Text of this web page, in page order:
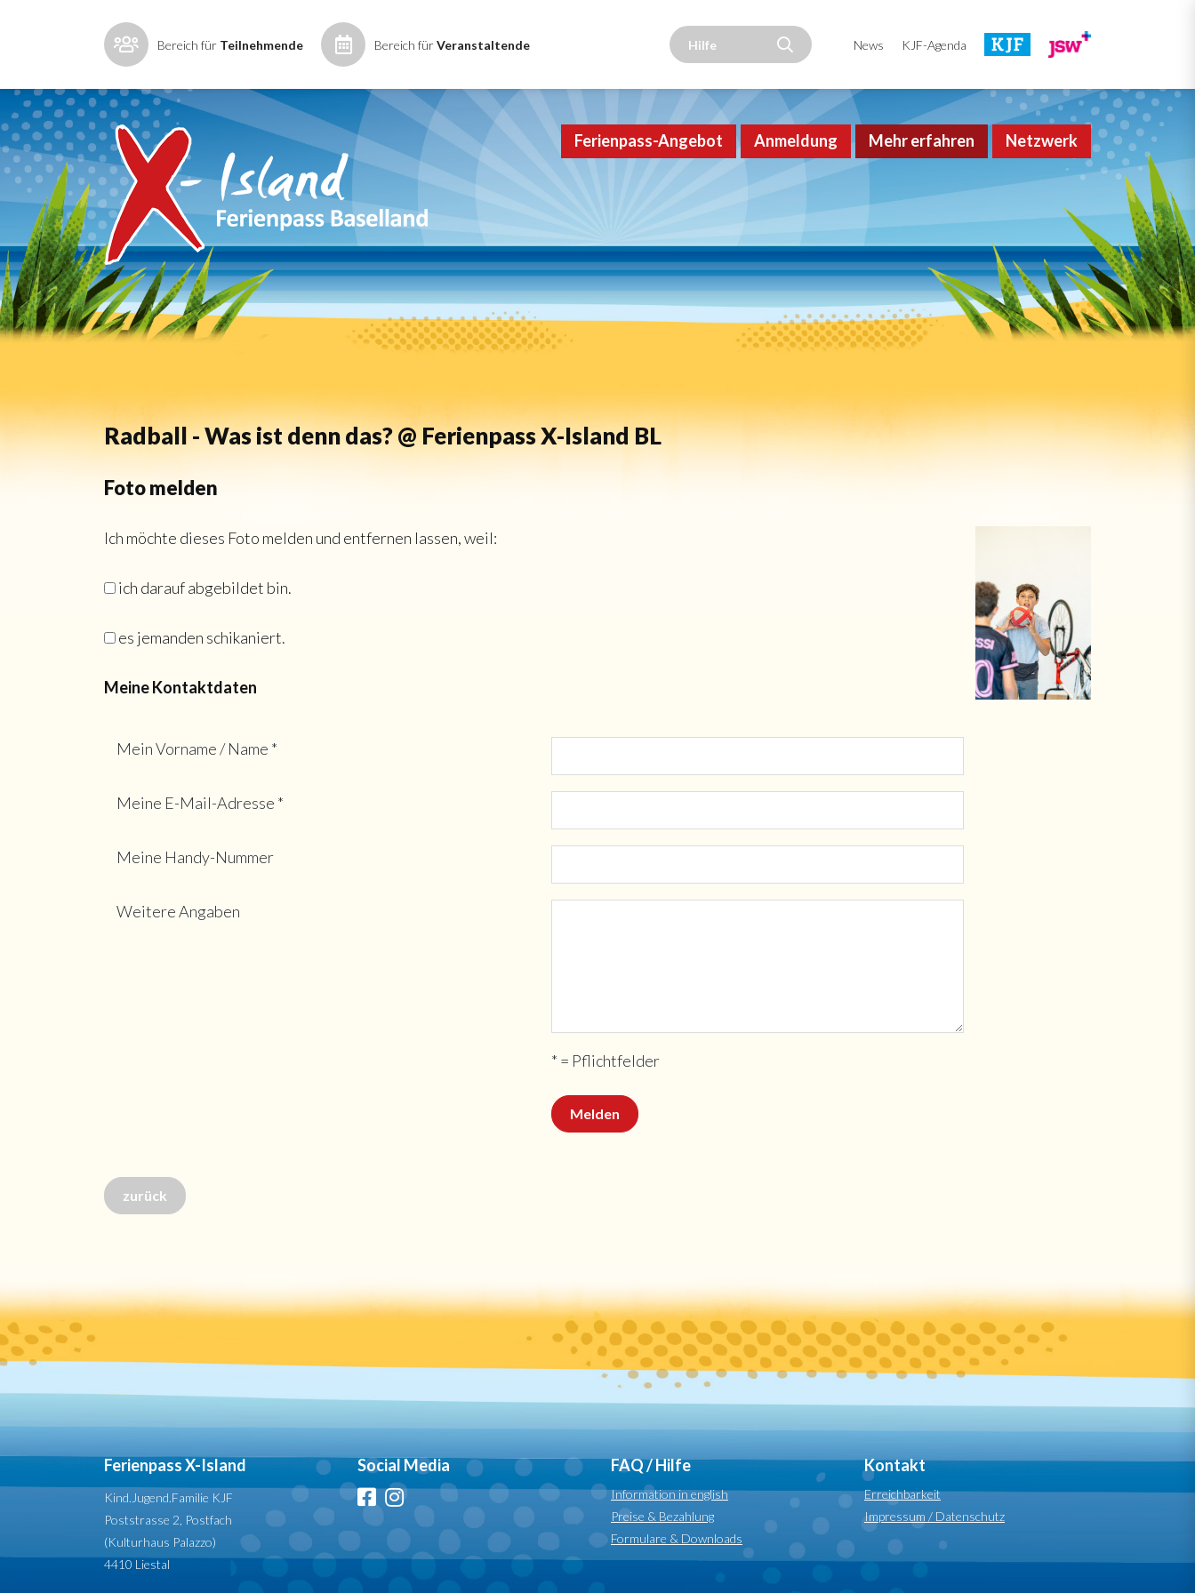
Bereich für Teilnehmende Bereich fürVeranstaltende News KJF-Agenda
Ferienpass-Angebot Anmeldung Mehr erfahren Netzwerk
Radball - Was ist denn das? @ Ferienpass X-Island BL
Foto melden
Ich möchte dieses Foto melden und entfernen lassen, weil:
ich darauf abgebildet bin.
es jemanden schikaniert.
Meine Kontaktdaten
Mein Vorname / Name *
Meine E-Mail-Adresse *
Meine Handy-Nummer
Weitere Angaben
* = Pflichtfelder
zurück
Ferienpass X-Island
Kind.Jugend.Familie KJF
Poststrasse 2, Postfach
(Kulturhaus Palazzo)
4410 Liestal
Social Media FAQ / Hilfe
Information in english
Preise & Bezahlung
Formulare & Downloads
Kontakt
Erreichbarkeit
Impressum / Datenschutz